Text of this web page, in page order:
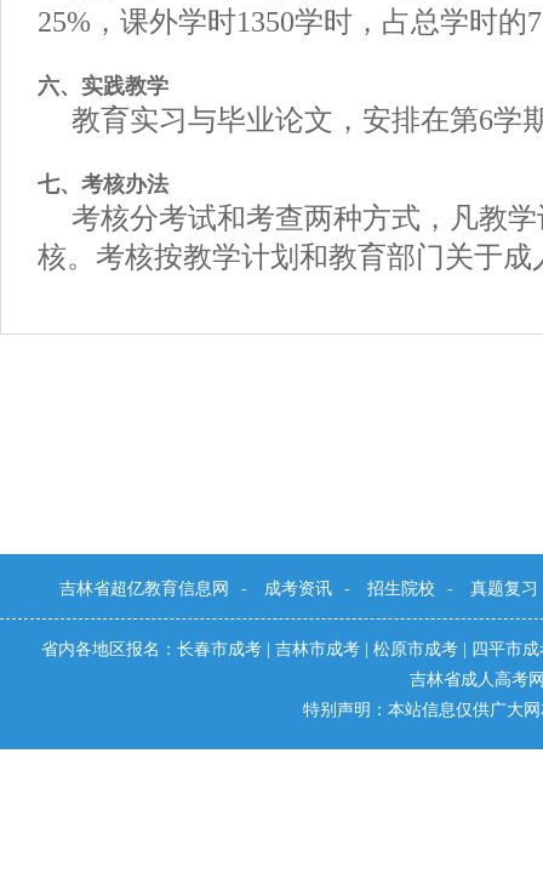
25%，课外学时1350学时，占总学时的
六、实践教学
教育实习与毕业论文，安排在第6学
七、考核办法
考核分考试和考查两种方式，凡教
核。考核按教学计划和教育部门关于
吉林省超亿教育信息网 - 成考资讯 - 招生院校 - 真题复习
省内各地区报名： 长春市成考 吉林市成考 松原市成考
四平市成
吉林省成人高考
特别声明：本站信息仅供广大